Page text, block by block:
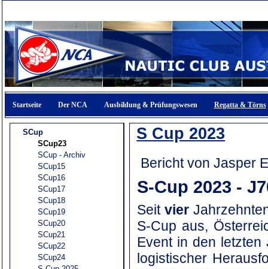
Startseite Der NCA Ausbildung & Prüfungswesen Regatta & Törns
SCup
SCup23
SCup - Archiv
SCup15
SCup16
SCup17
SCup18
SCup19
SCup20
SCup21
SCup22
SCup24
S Cup 2023
Bericht von Jasper
S-Cup 2023 -
Seitvier
S-Cup aus,
Event in den letzten
logistischer